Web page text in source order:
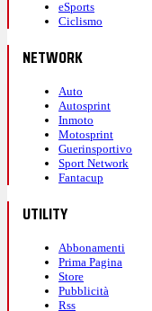
eSports
Ciclismo
NETWORK
Auto
Autosprint
Inmoto
Motosprint
Guerinsportivo
Sport Network
Fantacup
UTILITY
Abbonamenti
Prima Pagina
Store
Pubblicità
Rss